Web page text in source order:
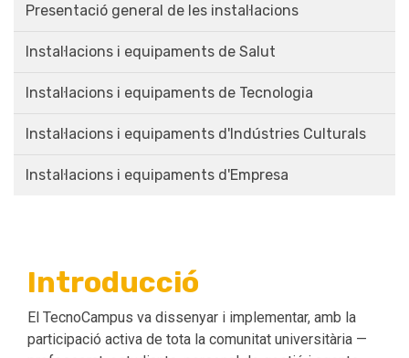
Presentació general de les instal·lacions
Instal·lacions i equipaments de Salut
Instal·lacions i equipaments de Tecnologia
Instal·lacions i equipaments d'Indústries CulturaIs
Instal·lacions i equipaments d'Empresa
Introducció
El TecnoCampus va dissenyar i implementar, amb la
participació activa de tota la comunitat universitària —